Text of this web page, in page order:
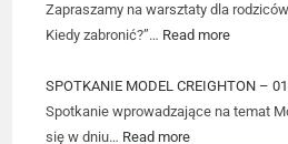
Zapraszamy na warsztaty dla
Kiedy zabronić?”… Read more
SPOTKANIE MODEL CREIGHTON –
Spotkanie wprowadzające na temat
się w dniu… Read more